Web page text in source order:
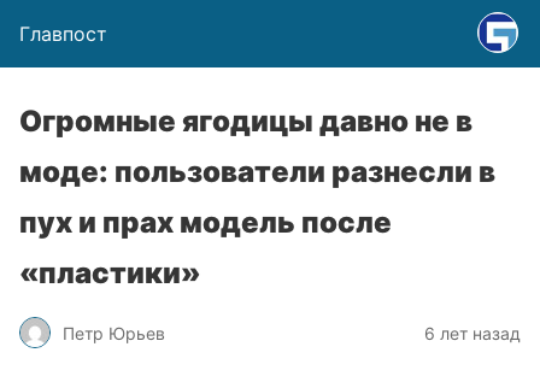
Главпост
Огромные ягодицы давно не в
моде: пользователи разнесли в
пух и прах модель после
«пластики»
Петр Юрьев 6 лет назад